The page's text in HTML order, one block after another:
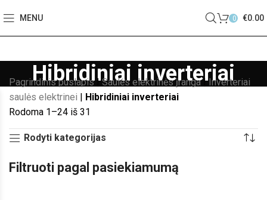
MENU 0 €0.00
Hibridiniai inverteriai
Pagrindinis puslapis|Saulės elektrinės įranga|Inverteriai
saulės elektrinei | Hibridiniai inverteriai
Rodoma 1–24 iš 31
Rodyti kategorijas
Filtruoti pagal pasiekiamumą